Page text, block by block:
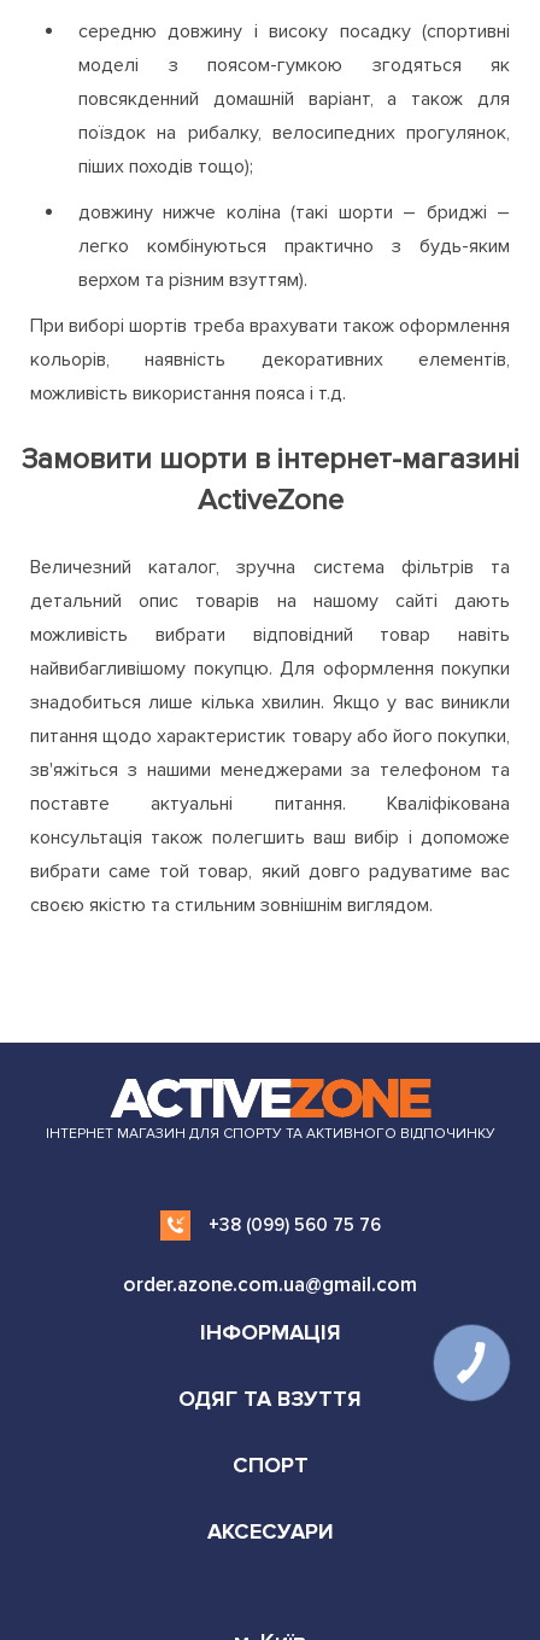
середню довжину і високу посадку (спортивні
моделі з поясом-гумкою згодяться як
повсякденний домашній варіант, а також для
поїздок на рибалку, велосипедних прогулянок,
піших походів тощо);
довжину нижче коліна (такі шорти – бриджі –
легко комбінуються практично з будь-яким
верхом та різним взуттям).
При виборі шортів треба врахувати також оформлення
кольорів, наявність декоративних елементів,
можливість використання пояса і т.д.
Замовити шорти в інтернет-магазині
ActiveZone
Величезний каталог, зручна система фільтрів та
детальний опис товарів на нашому сайті дають
можливість вибрати відповідний товар навіть
найвибагливішому покупцю. Для оформлення покупки
знадобиться лише кілька хвилин. Якщо у вас виникли
питання щодо характеристик товару або його покупки,
зв'яжіться з нашими менеджерами за телефоном та
поставте актуальні питання. Кваліфікована
консультація також полегшить ваш вибір і допоможе
вибрати саме той товар, який довго радуватиме вас
своєю якістю та стильним зовнішнім виглядом.
ІНТЕРНЕТ МАГАЗИН ДЛЯ СПОРТУ ТА АКТИВНОГО ВІДПОЧИНКУ
+38 (099) 560 75 76
order.azone.com.ua@gmail.com
ІНФОРМАЦІЯ
ОДЯГ ТА ВЗУТТЯ
СПОРТ
АКСЕСУАРИ